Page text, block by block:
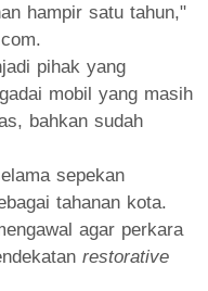
hampir satu tahun,"
pihak yang
mobil yang masih
bahkan sudah
sepekan
tahanan kota.
agar perkara
restorative